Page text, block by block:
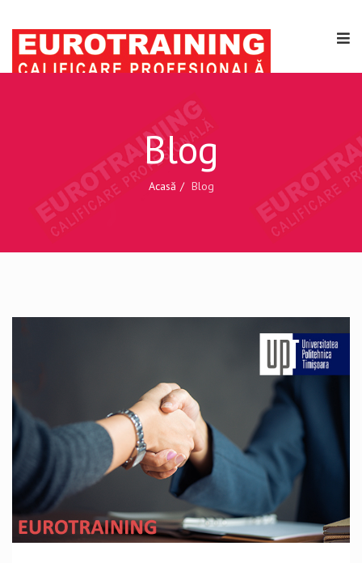
Blog
Acasă Blog